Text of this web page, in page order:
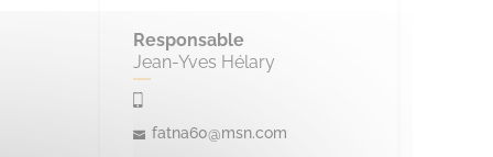
Responsable
Jean-Yves Hélary
fatna60@msn.com